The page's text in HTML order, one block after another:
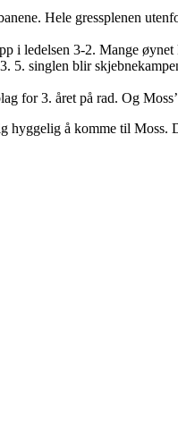
Hele gressplenen
i ledelsen 3-2. Mange
singlen blir
for 3. året på rad. Og
å komme til Moss.